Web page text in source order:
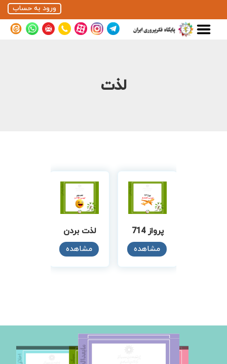
ورود به حساب
لذت
پرواز 714
مشاهده
لذت بردن
مشاهده